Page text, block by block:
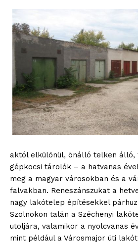
aktól elkülönül, önálló telken álló,
gépkocsi tárolók – a hatvanas
meg a magyar városokban és a
falvakban. Reneszánszukat a
nagy lakótelep építésekkel
Szolnokon talán a Széchenyi
utoljára, valamikor a nyolcvanas
mint például a Városmajor úti